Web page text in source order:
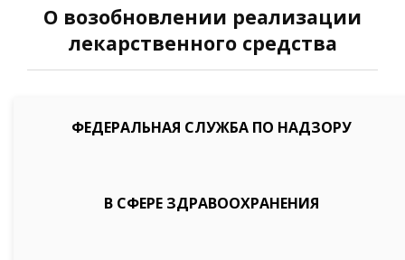
О возобновлении реализации
лекарственного средства
ФЕДЕРАЛЬНАЯ СЛУЖБА ПО НАДЗОРУ
В СФЕРЕ ЗДРАВООХРАНЕНИЯ